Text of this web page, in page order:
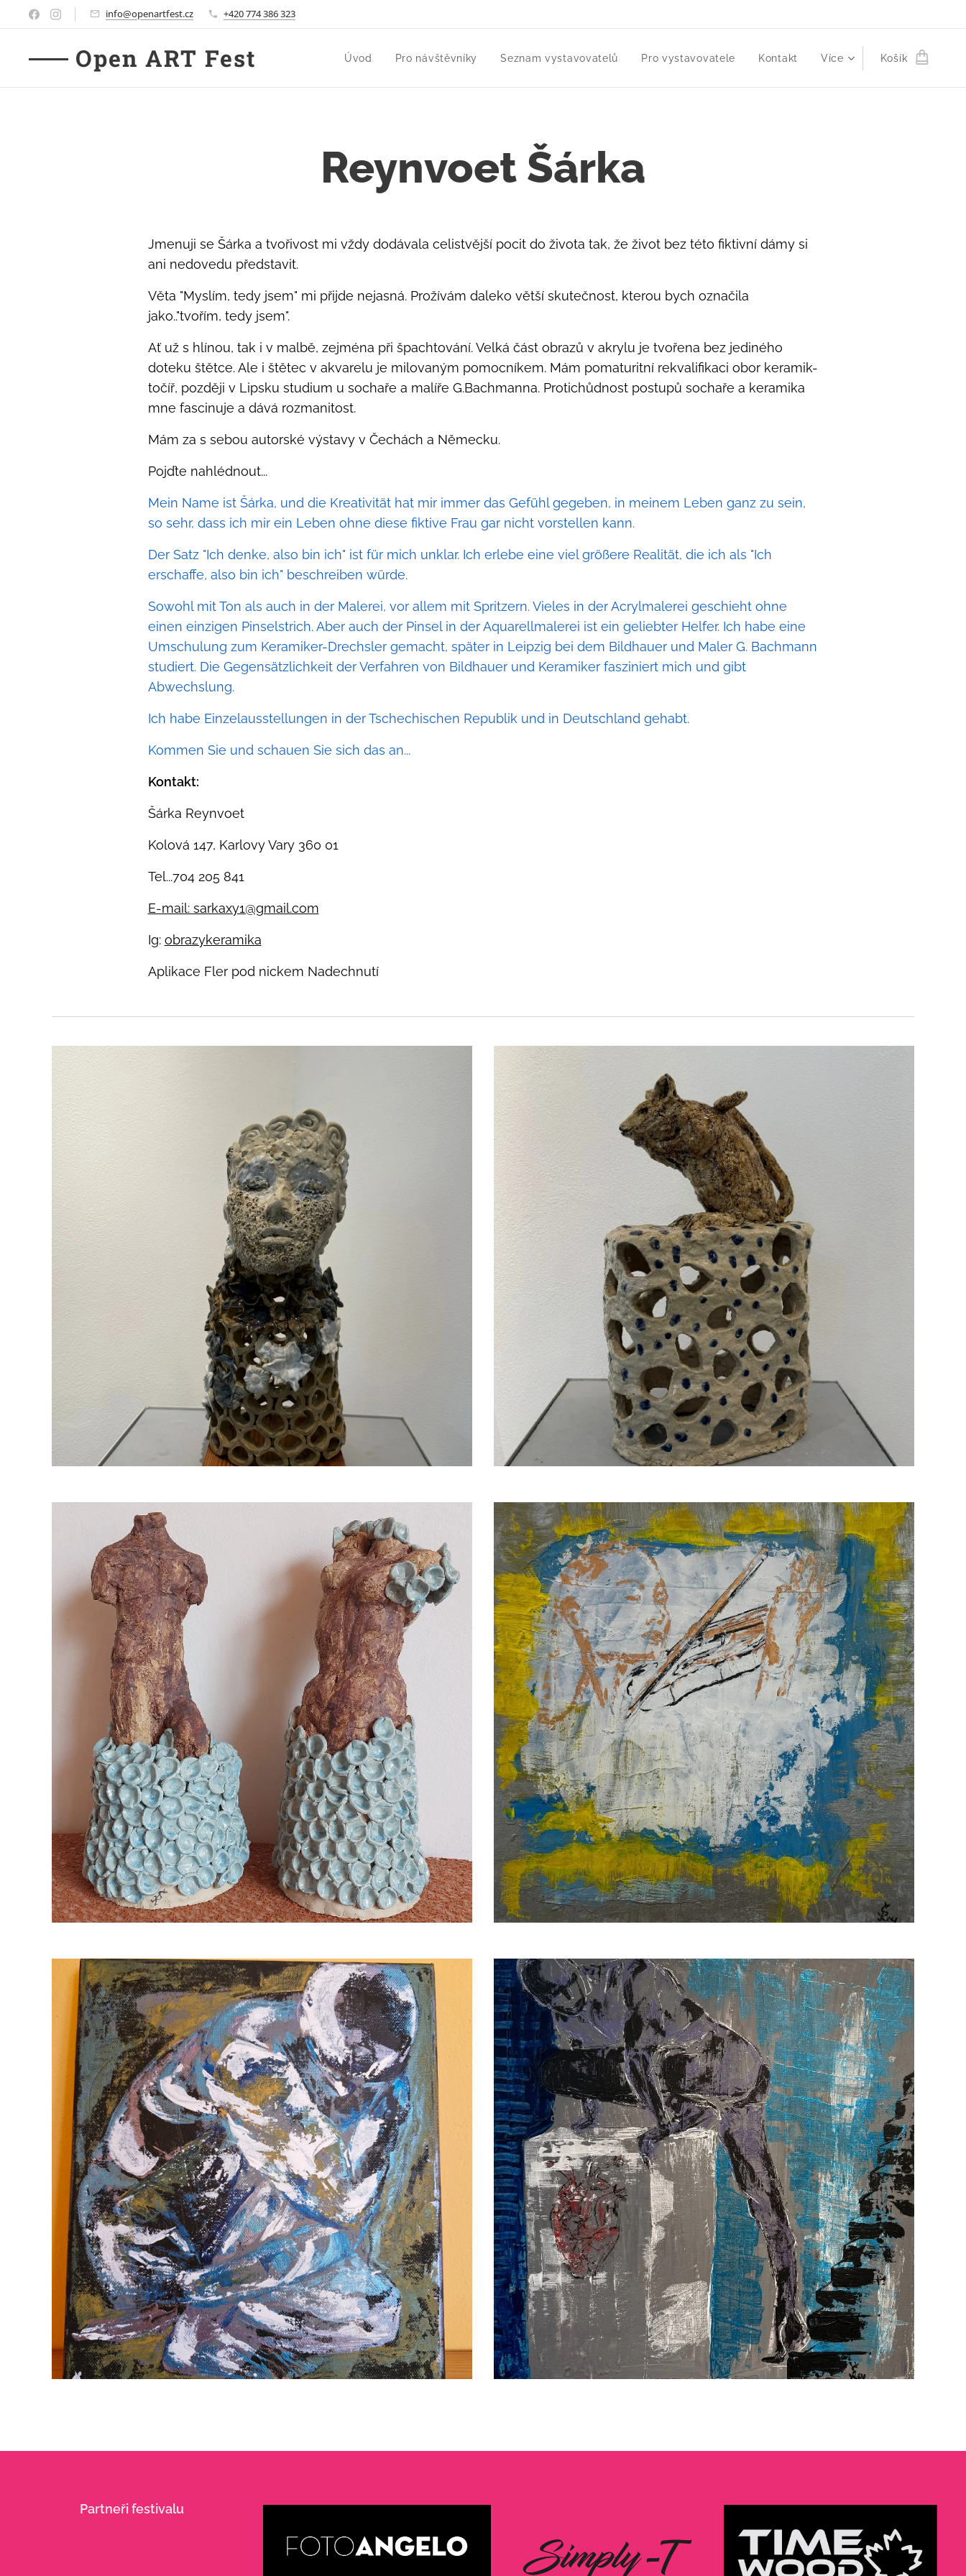
info@openartfest.cz +420 774 386 323
Open ART Fest Úvod Pro návštěvníky Seznam vystavovatelů Pro vystavovatele Kontakt Více Košík
Reynvoet Šárka
Jmenuji se Šárka a tvořivost mi vždy dodávala celistvější pocit do života tak, že život bez této fiktivní dámy si
ani nedovedu představit.
Věta "Myslím, tedy jsem" mi přijde nejasná. Prožívám daleko větší skutečnost, kterou bych označila
jako.."tvořím, tedy jsem".
Ať už s hlínou, tak i v malbě, zejména při špachtování. Velká část obrazů v akrylu je tvořena bez jediného
doteku štětce. Ale i štětec v akvarelu je milovaným pomocníkem. Mám pomaturitní rekvalifikaci obor keramik-
točíř, později v Lipsku studium u sochaře a malíře G.Bachmanna. Protichůdnost postupů sochaře a keramika
mne fascinuje a dává rozmanitost.
Mám za s sebou autorské výstavy v Čechách a Německu.
Pojďte nahlédnout...
Mein Name ist Šárka, und die Kreativität hat mir immer das Gefühl gegeben, in meinem Leben ganz zu sein,
so sehr, dass ich mir ein Leben ohne diese fiktive Frau gar nicht vorstellen kann.
Der Satz "Ich denke, also bin ich" ist für mich unklar. Ich erlebe eine viel größere Realität, die ich als "Ich
erschaffe, also bin ich" beschreiben würde.
Sowohl mit Ton als auch in der Malerei, vor allem mit Spritzern. Vieles in der Acrylmalerei geschieht ohne
einen einzigen Pinselstrich. Aber auch der Pinsel in der Aquarellmalerei ist ein geliebter Helfer. Ich habe eine
Umschulung zum Keramiker-Drechsler gemacht, später in Leipzig bei dem Bildhauer und Maler G. Bachmann
studiert. Die Gegensätzlichkeit der Verfahren von Bildhauer und Keramiker fasziniert mich und gibt
Abwechslung.
Ich habe Einzelausstellungen in der Tschechischen Republik und in Deutschland gehabt.
Kommen Sie und schauen Sie sich das an...
Kontakt:
Šárka Reynvoet
Kolová 147, Karlovy Vary 360 01
Tel...704 205 841
E-mail: sarkaxy1@gmail.com
Ig: obrazykeramika
Aplikace Fler pod nickem Nadechnutí
Partneři festivalu